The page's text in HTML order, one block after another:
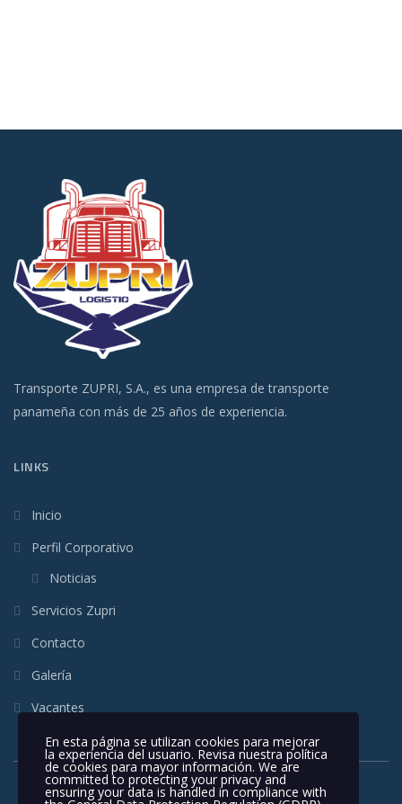
Transporte ZUPRI, S.A., es una empresa de transporte
panameña con más de 25 años de experiencia.
LINKS
Inicio
Perfil Corporativo
Noticias
Servicios Zupri
Contacto
Galería
Vacantes
En esta página se utilizan cookies para mejorar
la experiencia del usuario. Revisa nuestra política
de cookies para mayor información. We are
committed to protecting your privacy and
ensuring your data is handled in compliance with